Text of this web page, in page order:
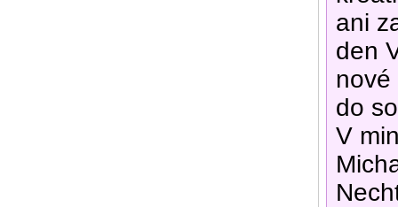
ani
den
nové
do
V